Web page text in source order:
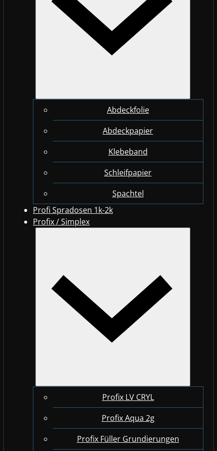
Abdeckfolie
Abdeckpapier
Klebeband
Schleifpapier
Spachtel
Profi Spradosen 1k-2k
Profix / Simplex
Profix LV CRYL
Profix Aqua 2g
Profix Füller Grundierungen